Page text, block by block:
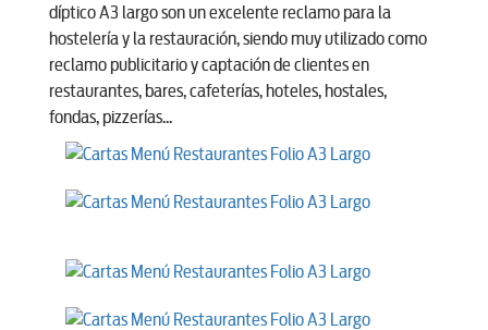
díptico A3 largo son un excelente reclamo para la
hostelería y la restauración, siendo muy utilizado como
reclamo publicitario y captación de clientes en
restaurantes, bares, cafeterías, hoteles, hostales,
fondas, pizzerías...